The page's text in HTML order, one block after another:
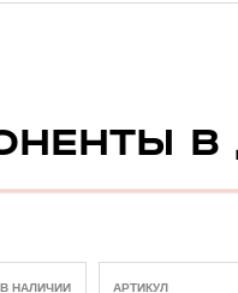
В
В НАЛИЧИИ
АРТИКУЛ